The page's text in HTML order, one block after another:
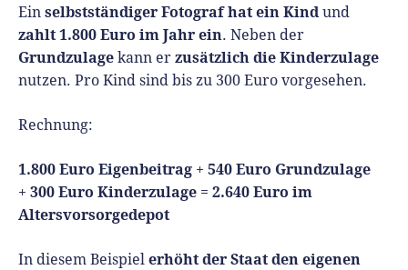
Ein selbstständiger Fotograf hat ein Kind und
zahlt 1.800 Euro im Jahr ein. Neben der
Grundzulage kann er zusätzlich die Kinderzulage
nutzen. Pro Kind sind bis zu 300 Euro vorgesehen.
Rechnung:
1.800 Euro Eigenbeitrag + 540 Euro Grundzulage
+ 300 Euro Kinderzulage = 2.640 Euro im
Altersvorsorgedepot
In diesem Beispiel erhöht der Staat den eigenen